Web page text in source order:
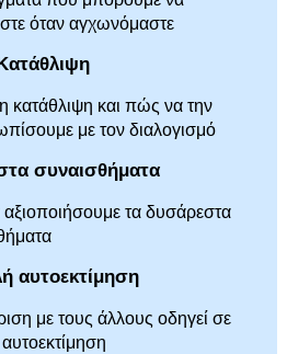
όταν αγχωνόμαστε
Κατάθλιψη
η κατάθλιψη και πώς να την
με τον διαλογισμό
συναισθήματα
τα δυσάρεστα
αυτοεκτίμηση
με τους άλλους οδηγεί σε